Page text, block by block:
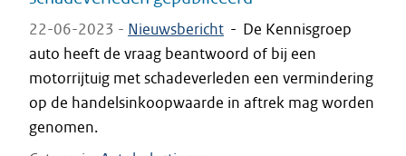
22-06-2023 - Nieuwsbericht - De Kennisgroep
auto heeft de vraag beantwoord of bij een
motorrijtuig met schadeverleden een vermindering
op de handelsinkoopwaarde in aftrek mag worden
genomen.